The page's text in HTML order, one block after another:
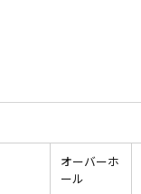
オーバーホ
ール